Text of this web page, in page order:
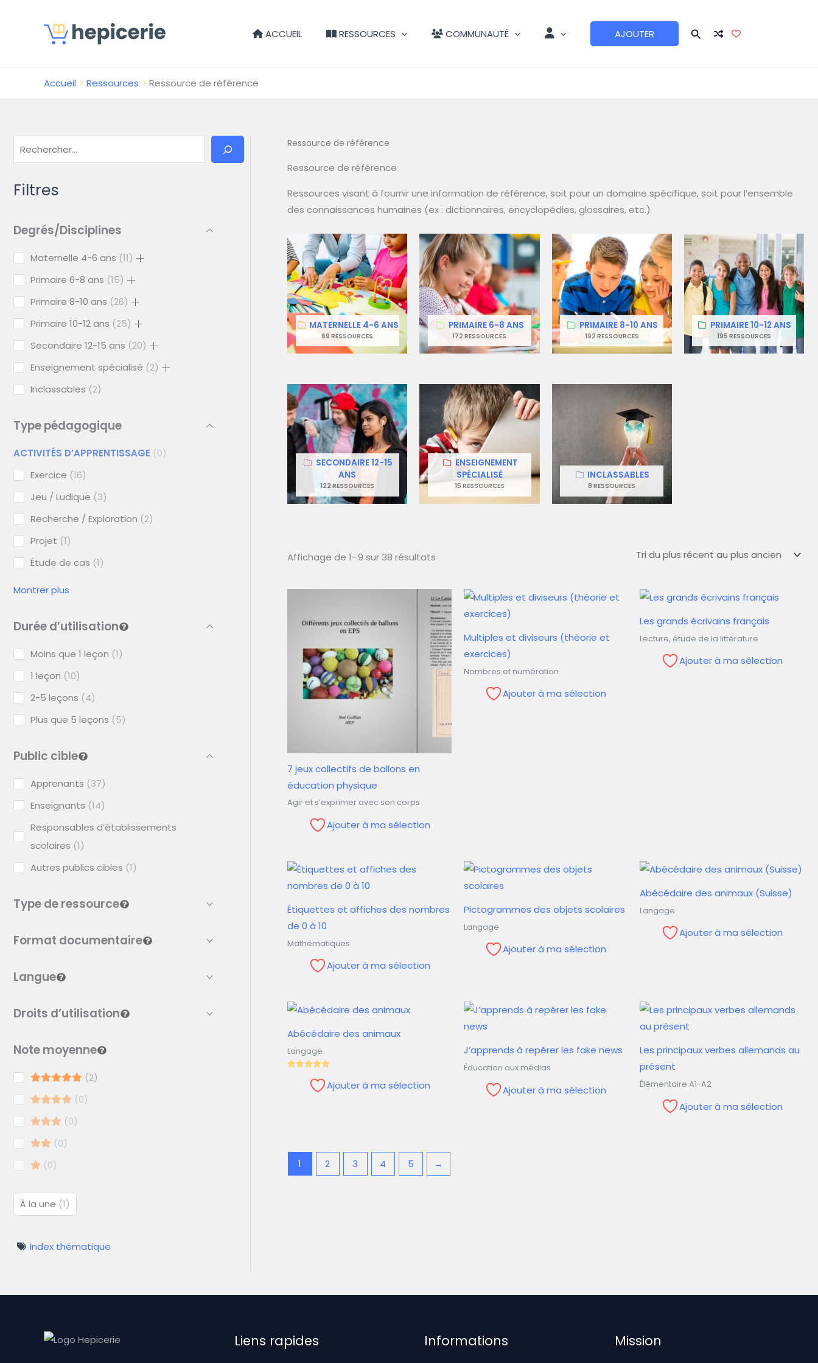
ACCUEIL RESSOURCES COMMUNAUTÉ AJOUTER
Accueil Ressources Ressource de référence
Filtres
Degrés/Disciplines
Maternelle 4-6 ans 11
Primaire 6-8 ans 15
Primaire 8-10 ans
26
Primaire 10-12 ans
25
Secondaire 12-15 ans
20
Enseignement spécialisé
2
Inclassables
2
Type pédagogique
ACTIVITÉS D’APPRENTISSAGE
0
Exercice 16
Jeu / Ludique
3
Recherche / Exploration
2
Projet 1
Étude de cas 1
Montrer plus
Durée d’utilisation
Moins que 1 leçon 1
1 leçon 10
2-5 leçons
4
Plus que 5 leçons
5
Public cible
Apprenants
37
Enseignants 14
Responsables d’établissements
scolaires 1
Autres publics cibles 1
Type de ressource
Format documentaire
Langue
Droits d’utilisation
Note moyenne
2
0
0
0
0
À la une 1
Index thématique
Ressource de référence
Ressource de référence
Ressources visant à fournir une information de référence, soit pour un domaine spécifique, soit pour l’ensemble
des connaissances humaines (ex : dictionnaires, encyclopédies, glossaires, etc.)
MATERNELLE 4-6 ANS
69 RESSOURCES
PRIMAIRE 6-8 ANS
172 RESSOURCES
PRIMAIRE 8-10 ANS
192 RESSOURCES
PRIMAIRE 10-12 ANS
195 RESSOURCES
SECONDAIRE 12-15
ANS
122 RESSOURCES
ENSEIGNEMENT
SPÉCIALISÉ
15 RESSOURCES
INCLASSABLES
8 RESSOURCES
Affichage de 1–9 sur 38 résultats
7 jeux collectifs de ballons en
éducation physique
Agir et s’exprimer avec son corps
Ajouter à ma sélection
Multiples et diviseurs (théorie et
exercices)
Nombres et numération
Ajouter à ma sélection
Les grands écrivains français
Lecture, étude de la littérature
Ajouter à ma sélection
Étiquettes et affiches des nombres
de 0 à 10
Mathématiques
Ajouter à ma sélection
Pictogrammes des objets scolaires
Langage
Ajouter à ma sélection
Abécédaire des animaux (Suisse)
Langage
Ajouter à ma sélection
Abécédaire des animaux
Langage
Ajouter à ma sélection
J’apprends à repérer les fake news
Éducation aux médias
Ajouter à ma sélection
Les principaux verbes allemands au
présent
Élémentaire A1-A2
Ajouter à ma sélection
1 2 3 4 5 →
Liens rapides Informations Mission